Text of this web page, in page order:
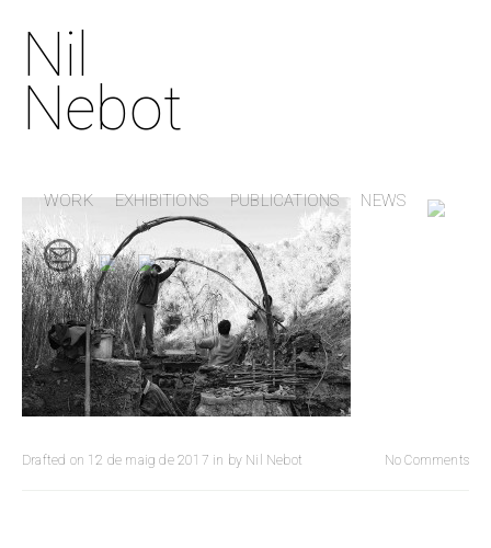
Nil
Nebot
WORK EXHIBITIONS PUBLICATIONS NEWS
No Comments
Drafted on 12 de maig de 2017 in by Nil Nebot